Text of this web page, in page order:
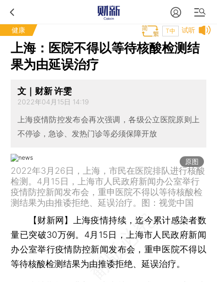
健康 试听
T中
上海：医院不得以等待核酸检测结
果为由延误治疗
文｜财新 许雯
2022年04月15日 14:19
上海疫情防控发布会再次强调，各级公立医院原则上
不停诊，急诊、发热门诊等必须保障开放
原图
2022年3月26日，上海，市民在医院排队进行核酸
检测。4月15日，上海市人民政府新闻办公室举行
疫情防控新闻发布会，重申医院不得以等待核酸检
测结果为由推诿拒绝、延误治疗。图：视觉中国
【财新网】
上海疫情持续，迄今累计感染者数
量已突破30万例。4月15日，上海市人民政府新闻
办公室举行疫情防控新闻发布会，重申医院不得以
等待核酸检测结果为由推诿拒绝、延误治疗。